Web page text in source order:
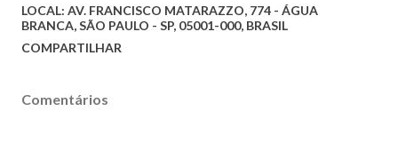
LOCAL: AV. FRANCISCO MATARAZZO, 774 - ÁGUA
BRANCA, SÃO PAULO - SP, 05001-000, BRASIL
COMPARTILHAR
Comentários